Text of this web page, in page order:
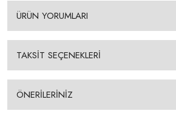
ÜRÜN YORUMLARI
TAKSİT SEÇENEKLERİ
ÖNERİLERİNİZ